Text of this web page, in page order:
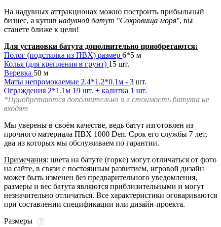
На надувных аттракционах можно построить прибыльный
бизнес, а купив надувной батут "Сокровища моря", вы
станете ближе к цели!
Для установки батута дополнительно приобретаются:
Полог (подстилка из ПВХ) размер 6*5 м
Колья (для крепления в грунт) 15 шт.
Веревка 50 м
Маты непромокаемые 2.4*1.2*0.1м - 3 шт.
Ограждения 2*1.1м 19 шт. + калитка 1 шт.
*Приобретаются дополнительно и в стоимость батута не
входят
Мы уверены в своём качестве, ведь батут изготовлен из
прочного материала ПВХ 1000 Den. Срок его службы 7 лет,
два из которых мы обслуживаем по гарантии.
Примечания: цвета на батуте (горке) могут отличаться от фото
на сайте, в связи с постоянным развитием, игровой дизайн
может быть изменен без предварительного уведомления,
размеры и вес батута являются приблизительными и могут
незначительно отличаться. Все характеристики оговариваются
при составлении спецификации или дизайн-проекта.
Размеры